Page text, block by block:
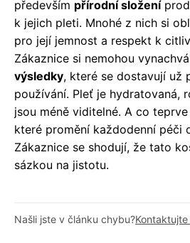
především přírodní složení
k jejich pleti. Mnohé z nich si
pro její jemnost a respekt k
Zákaznice si nemohou
výsledky, které se dostavují už
používání. Pleť je hydratovaná,
jsou méně viditelné. A co teprve
které promění každodenní péči
Zákaznice se shodují, že tato
sázkou na jistotu.
Našli jste v článku chybu?Kontaktujte